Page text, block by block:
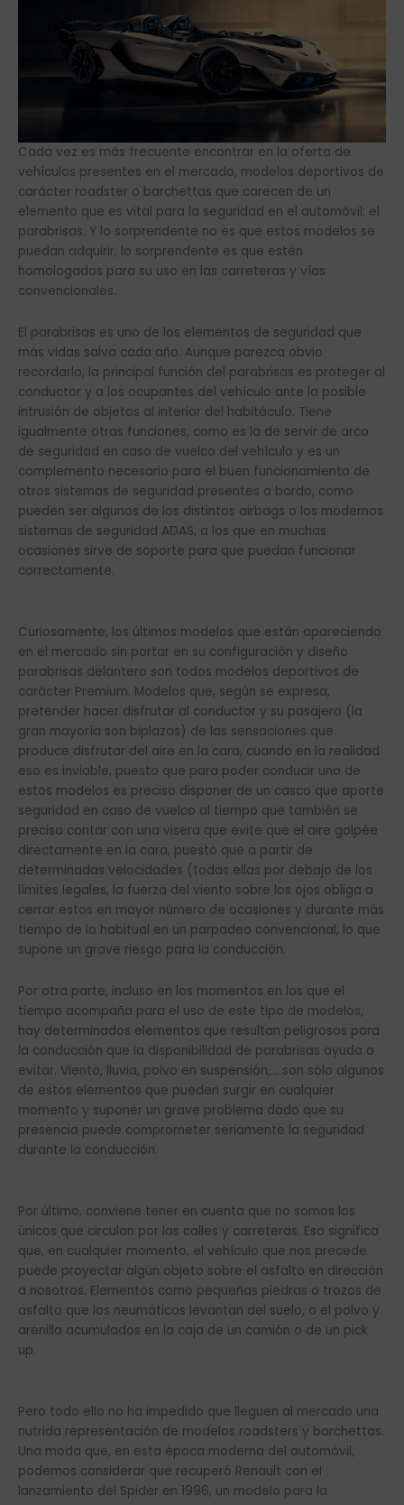
Cada vez es más frecuente encontrar en la oferta de
vehículos presentes en el mercado, modelos deportivos de
carácter roadster o barchettas que carecen de un
elemento que es vital para la seguridad en el automóvil: el
parabrisas. Y lo sorprendente no es que estos modelos se
puedan adquirir, lo sorprendente es que estén
homologados para su uso en las carreteras y vías
convencionales.
El parabrisas es uno de los elementos de seguridad que
más vidas salva cada año. Aunque parezca obvio
recordarlo, la principal función del parabrisas es proteger al
conductor y a los ocupantes del vehículo ante la posible
intrusión de objetos al interior del habitáculo. Tiene
igualmente otras funciones, como es la de servir de arco
de seguridad en caso de vuelco del vehículo y es un
complemento necesario para el buen funcionamiento de
otros sistemas de seguridad presentes a bordo, como
pueden ser algunos de los distintos airbags o los modernos
sistemas de seguridad ADAS, a los que en muchas
ocasiones sirve de soporte para que puedan funcionar
correctamente.
Curiosamente, los últimos modelos que están apareciendo
en el mercado sin portar en su configuración y diseño
parabrisas delantero son todos modelos deportivos de
carácter Premium. Modelos que, según se expresa,
pretender hacer disfrutar al conductor y su pasajero (la
gran mayoría son biplazas) de las sensaciones que
produce disfrutar del aire en la cara, cuando en la realidad
eso es inviable, puesto que para poder conducir uno de
estos modelos es preciso disponer de un casco que aporte
seguridad en caso de vuelco al tiempo que también se
precisa contar con una visera que evite que el aire golpée
directamente en la cara, puesto que a partir de
determinadas velocidades (todas ellas por debajo de los
límites legales, la fuerza del viento sobre los ojos obliga a
cerrar estos en mayor número de ocasiones y durante más
tiempo de lo habitual en un parpadeo convencional, lo que
supone un grave riesgo para la conducción.
Por otra parte, incluso en los momentos en los que el
tiempo acompaña para el uso de este tipo de modelos,
hay determinados elementos que resultan peligrosos para
la conducción que la disponibilidad de parabrisas ayuda a
evitar. Viento, lluvia, polvo en suspensión,… son sólo algunos
de estos elementos que pueden surgir en cualquier
momento y suponer un grave problema dado que su
presencia puede comprometer seriamente la seguridad
durante la conducción.
Por último, conviene tener en cuenta que no somos los
únicos que circulan por las calles y carreteras. Eso significa
que, en cualquier momento, el vehículo que nos precede
puede proyectar algún objeto sobre el asfalto en dirección
a nosotros. Elementos como pequeñas piedras o trozos de
asfalto que los neumáticos levantan del suelo, o el polvo y
arenilla acumulados en la caja de un camión o de un pick
up.
Pero todo ello no ha impedido que lleguen al mercado una
nutrida representación de modelos roadsters y barchettas.
Una moda que, en esta época moderna del automóvil,
podemos considerar que recuperó Renault con el
lanzamiento del Spider en 1996, un modelo para la